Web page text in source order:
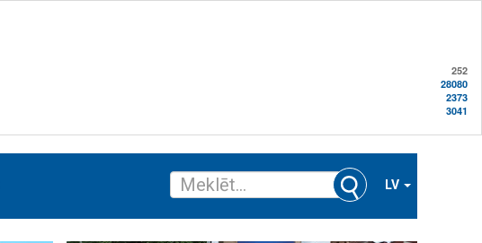
252
28080
2373
3041
LV